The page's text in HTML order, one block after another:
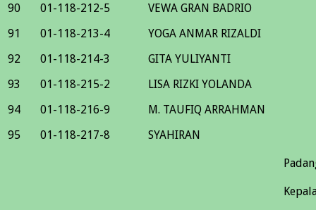
90
01-118-212-5
VEWA GRAN BADRIO
91
01-118-213-4
YOGA ANMAR RIZALDI
92
01-118-214-3
GITA YULIYANTI
93
01-118-215-2
LISA RIZKI YOLANDA
94
01-118-216-9
M. TAUFIQ ARRAHMAN
95
01-118-217-8 SYAHIRAN